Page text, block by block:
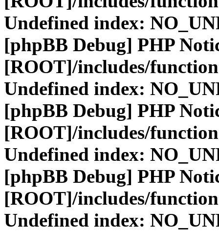
Undefined index:
[phpBB Debug] PHP
[ROOT]/includes/
Undefined index:
[phpBB Debug] PHP
[ROOT]/includes/
Undefined index:
[phpBB Debug] PHP
[ROOT]/includes/
Undefined index: